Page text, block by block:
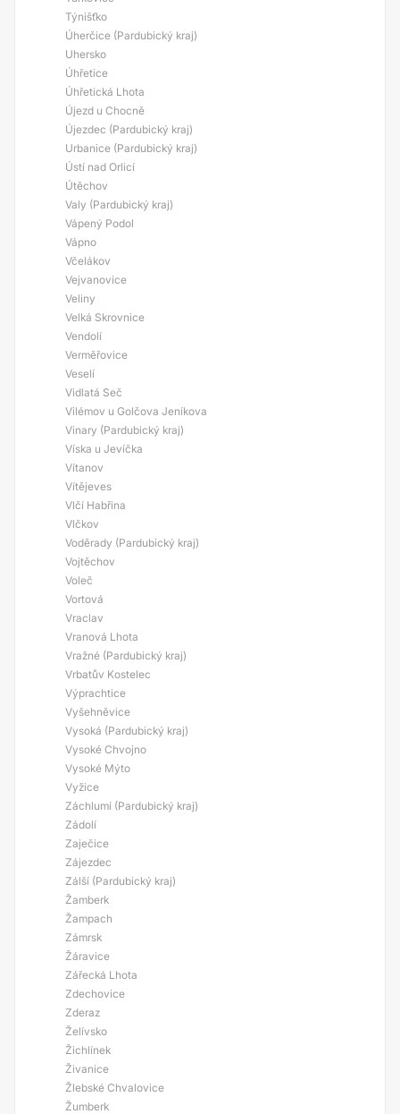
Týnišťko
Úherčice (Pardubický kraj)
Uhersko
Úhřetice
Úhřetická Lhota
Újezd u Chocně
Újezdec (Pardubický kraj)
Urbanice (Pardubický kraj)
Ústí nad Orlicí
Útěchov
Valy (Pardubický kraj)
Vápený Podol
Vápno
Včelákov
Vejvanovice
Veliny
Velká Skrovnice
Vendolí
Verměřovice
Veselí
Vidlatá Seč
Vilémov u Golčova Jeníkova
Vinary (Pardubický kraj)
Víska u Jevíčka
Vítanov
Vítějeves
Vlčí Habřina
Vlčkov
Voděrady (Pardubický kraj)
Vojtěchov
Voleč
Vortová
Vraclav
Vranová Lhota
Vražné (Pardubický kraj)
Vrbatův Kostelec
Výprachtice
Vyšehněvice
Vysoká (Pardubický kraj)
Vysoké Chvojno
Vysoké Mýto
Vyžice
Záchlumí (Pardubický kraj)
Zádolí
Zaječice
Zájezdec
Zálší (Pardubický kraj)
Žamberk
Žampach
Zámrsk
Žáravice
Zářecká Lhota
Zdechovice
Zderaz
Želívsko
Žichlínek
Živanice
Žlebské Chvalovice
Žumberk